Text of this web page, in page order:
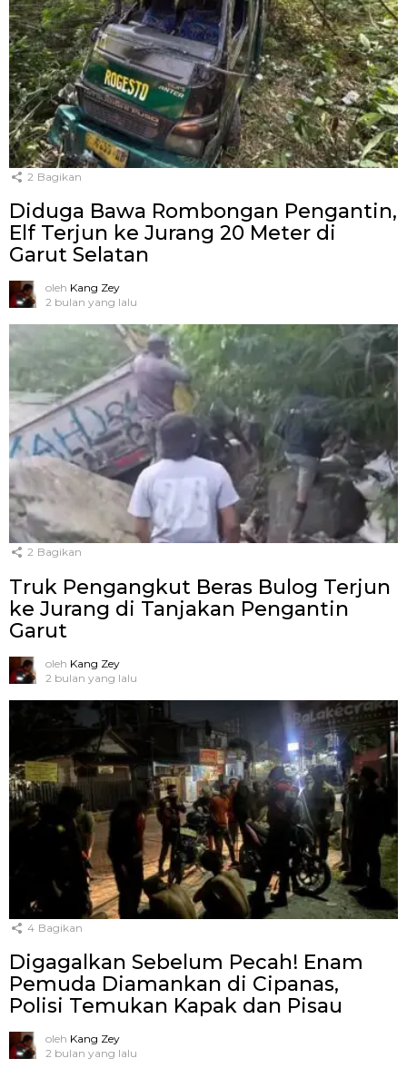
2 Bagikan
Diduga Bawa Rombongan Pengantin,
Elf Terjun ke Jurang 20 Meter di
Garut Selatan
oleh Kang Zey
2 bulan yang lalu
2 Bagikan
Truk Pengangkut Beras Bulog Terjun
ke Jurang di Tanjakan Pengantin
Garut
oleh Kang Zey
2 bulan yang lalu
4 Bagikan
Digagalkan Sebelum Pecah! Enam
Pemuda Diamankan di Cipanas,
Polisi Temukan Kapak dan Pisau
oleh Kang Zey
2 bulan yang lalu